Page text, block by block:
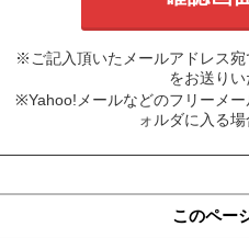
※ご記入頂いたメールアドレス
をお送りい
※Yahoo!メールなどのフリーメ
ォルダに入る場
このペー